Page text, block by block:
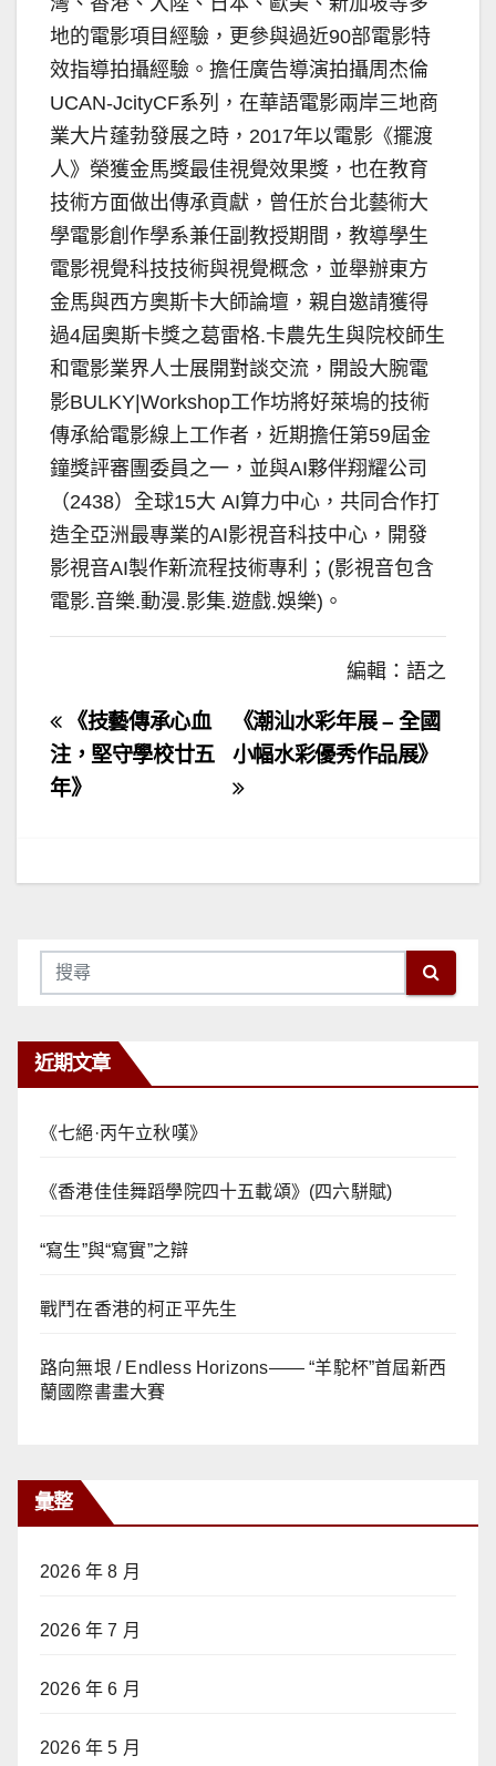
地的電影項目經驗，更參與過近90部電影特
效指導拍攝經驗。擔任廣告導演拍攝周杰倫
UCAN-JcityCF系列，在華語電影兩岸三地商
業大片蓬勃發展之時，2017年以電影《擺渡
人》榮獲金馬獎最佳視覺效果獎，也在教育
技術方面做出傳承貢獻，曾任於台北藝術大
學電影創作學系兼任副教授期間，教導學生
電影視覺科技技術與視覺概念，並舉辦東方
金馬與西方奧斯卡大師論壇，親自邀請獲得
過4屆奧斯卡獎之葛雷格.卡農先生與院校師生
和電影業界人士展開對談交流，開設大腕電
影BULKY|Workshop工作坊將好萊塢的技術
傳承給電影線上工作者，近期擔任第59屆金
鐘獎評審團委員之一，並與AI夥伴翔耀公司
（2438）全球15大 AI算力中心，共同合作打
造全亞洲最專業的AI影視音科技中心，開發
影視音AI製作新流程技術專利；(影視音包含
電影.音樂.動漫.影集.遊戲.娛樂)。
編輯：語之
文
章
導
《潮汕水彩年展 – 全國
小幅水彩優秀作品展》
《技藝傳承心血
注，堅守學校廿五
年》
近期文章
《七絕·丙午立秋嘆》
《香港佳佳舞蹈學院四十五載頌》(四六駢賦)
“寫生”與“寫實”之辯
戰鬥在香港的柯正平先生
路向無垠 / Endless Horizons—— “羊駝杯”首屆新西
蘭國際書畫大賽
彙整
2026 年 8 月
2026 年 7 月
2026 年 6 月
2026 年 5 月